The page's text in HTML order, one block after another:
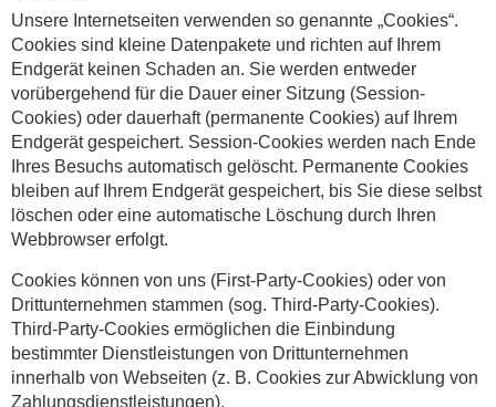
Unsere Internetseiten verwenden so genannte „Cookies“.
Cookies sind kleine Datenpakete und richten auf Ihrem
Endgerät keinen Schaden an. Sie werden entweder
vorübergehend für die Dauer einer Sitzung (Session-
Cookies) oder dauerhaft (permanente Cookies) auf Ihrem
Endgerät gespeichert. Session-Cookies werden nach Ende
Ihres Besuchs automatisch gelöscht. Permanente Cookies
bleiben auf Ihrem Endgerät gespeichert, bis Sie diese selbst
löschen oder eine automatische Löschung durch Ihren
Webbrowser erfolgt.
Cookies können von uns (First-Party-Cookies) oder von
Drittunternehmen stammen (sog. Third-Party-Cookies).
Third-Party-Cookies ermöglichen die Einbindung
bestimmter Dienstleistungen von Drittunternehmen
innerhalb von Webseiten (z. B. Cookies zur Abwicklung von
Zahlungsdienstleistungen).